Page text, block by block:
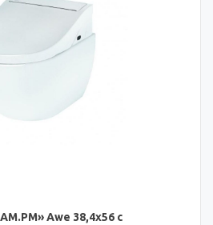
Awe 38,4x56 с